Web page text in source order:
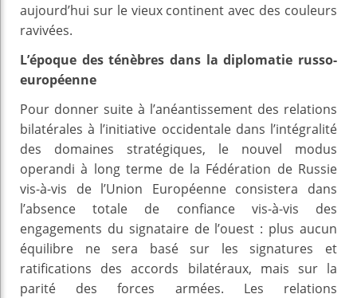
aujourd’hui sur le vieux continent avec des couleurs
ravivées.
L’époque des ténèbres dans la diplomatie russo-
européenne
Pour donner suite à l’anéantissement des relations
bilatérales à l’initiative occidentale dans l’intégralité
des domaines stratégiques, le nouvel modus
operandi à long terme de la Fédération de Russie
vis-à-vis de l’Union Européenne consistera dans
l’absence totale de confiance vis-à-vis des
engagements du signataire de l’ouest : plus aucun
équilibre ne sera basé sur les signatures et
ratifications des accords bilatéraux, mais sur la
parité des forces armées. Les relations